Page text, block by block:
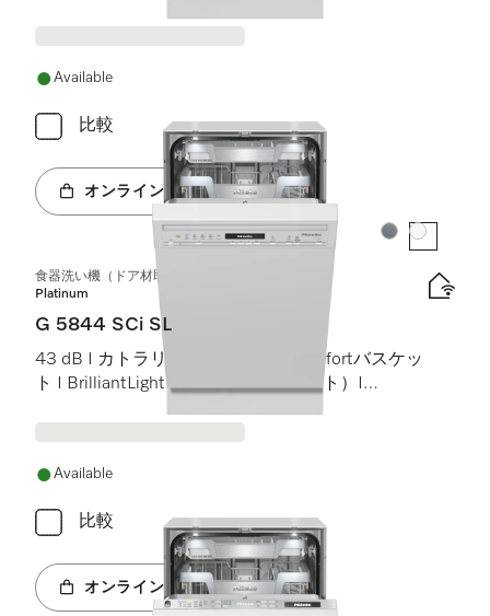
Available
比較
オンラインショップへ
カラー:カラー:
食器洗い機（ドア材取付専用タイプ、45 cm）
Platinum
G 5844 SCi SL
43 dB I カトラリートレイ I MaxiComfortバスケッ
ト I BrilliantLight（ブリリアントライト）I
Available
比較
オンラインショップへ